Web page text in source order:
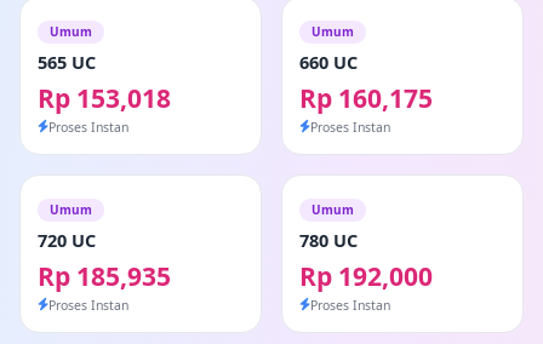
Umum
565 UC
Rp 153,018
Proses Instan
Umum
660 UC
Rp 160,175
Proses Instan
Umum
720 UC
Rp 185,935
Proses Instan
Umum
780 UC
Rp 192,000
Proses Instan